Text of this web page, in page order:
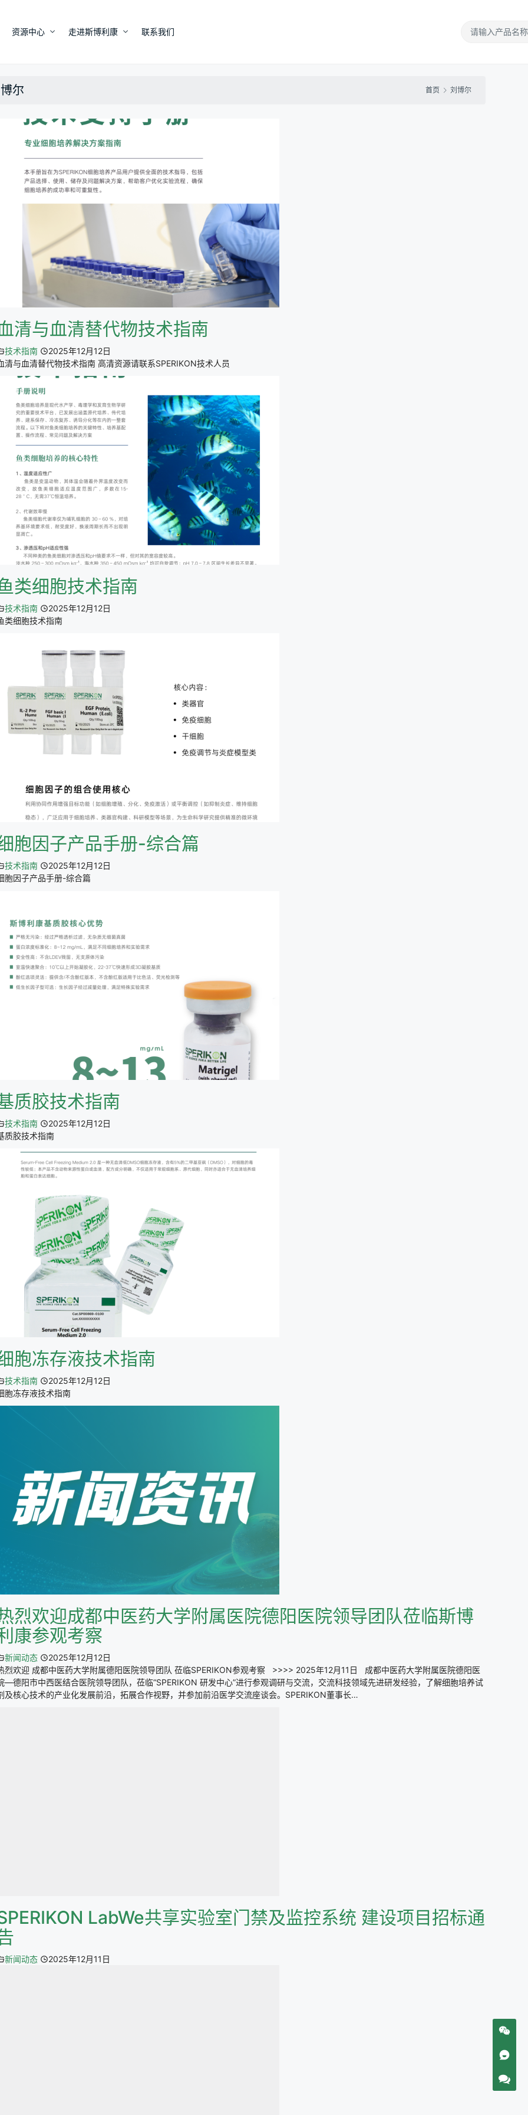
资源中心 走进斯博利康 联系我们
尔 首页 刘博尔
清与血清替代物技术指南
技术指南
2025年12月12日
清与血清替代物技术指南 高清资源请联系SPERIKON技术人员
类细胞技术指南
技术指南
2025年12月12日
类细胞技术指南
胞因子产品手册-综合篇
技术指南
2025年12月12日
胞因子产品手册-综合篇
质胶技术指南
技术指南
2025年12月12日
质胶技术指南
胞冻存液技术指南
技术指南
2025年12月12日
胞冻存液技术指南
烈欢迎成都中医药大学附属医院德阳医院领导团队莅临斯博
康参观考察
新闻动态
2025年12月12日
烈欢迎 成都中医药大学附属德阳医院领导团队 莅临SPERIKON参观考察 >>>> 2025年12月11日 成都中医药大学附属医院德阳医
—德阳市中西医结合医院领导团队，莅临“SPERIKON 研发中心”进行参观调研与交流，交流科技领域先进研发经验，了解细胞培养试
及核心技术的产业化发展前沿，拓展合作视野，并参加前沿医学交流座谈会。SPERIKON董事长…
LabWe共享实验室门禁及监控系统 建设项目招标通
新闻动态 2025年12月11日